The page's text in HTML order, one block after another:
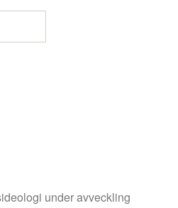
under avveckling